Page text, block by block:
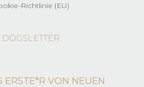
Richtlinie (EU)
DOGSLETTER
ERSTE*R VON NEUEN